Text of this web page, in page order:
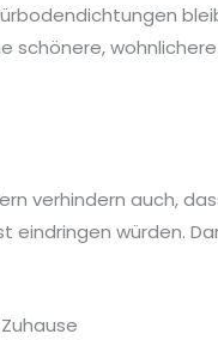
verhindern auch,
würden.